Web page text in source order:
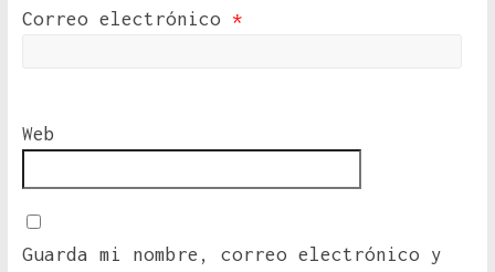
Correo electrónico *
Web
Guarda mi nombre, correo electrónico y